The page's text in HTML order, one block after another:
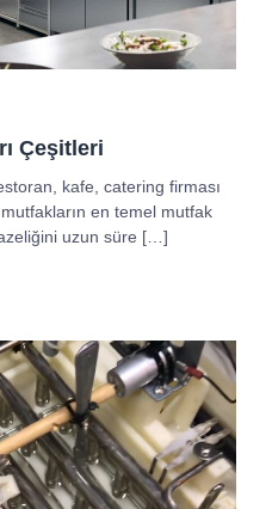
Çeşitleri
kafe, catering firması
en temel mutfak
uzun süre […]